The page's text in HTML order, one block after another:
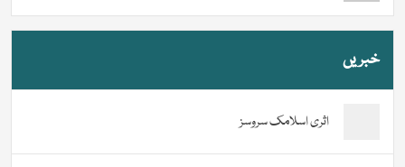
خبریں
اثری اسلامک سروسز